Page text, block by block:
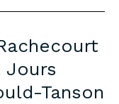
Tanson